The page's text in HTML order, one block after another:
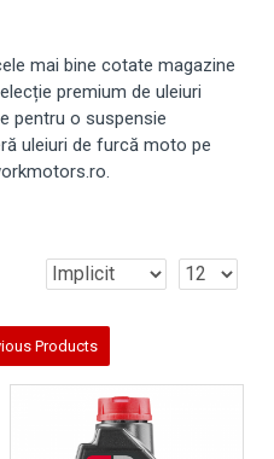
mai bine cotate magazine
premium de uleiuri
pentru o suspensie
uleiuri de furcă moto pe
Products